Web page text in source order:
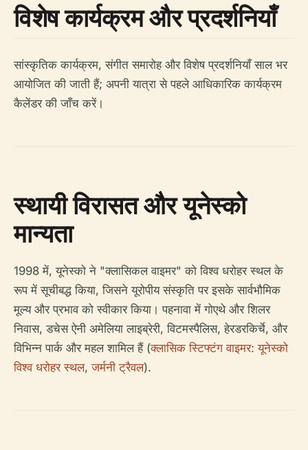
विशेष कार्यक्रम और प्रदर्शनियाँ
सांस्कृतिक कार्यक्रम, संगीत समारोह और विशेष प्रदर्शनियाँ साल भर
आयोजित की जाती हैं; अपनी यात्रा से पहले आधिकारिक कार्यक्रम
कैलेंडर की जाँच करें।
स्थायी विरासत और यूनेस्को
मान्यता
1998 में, यूनेस्को ने "क्लासिकल वाइमर" को विश्व धरोहर स्थल के
रूप में सूचीबद्ध किया, जिसने यूरोपीय संस्कृति पर इसके सार्वभौमिक
मूल्य और प्रभाव को स्वीकार किया। पहनावा में गोएथे और शिलर
निवास, डचेस ऐनी अमेलिया लाइब्रेरी, विटमस्पैलिस, हेरडरकिर्चे, और
विभिन्न पार्क और महल शामिल हैं (क्लासिक स्टिफ्टंग वाइमर: यूनेस्को
विश्व धरोहर स्थल,जर्मनी ट्रैवल).